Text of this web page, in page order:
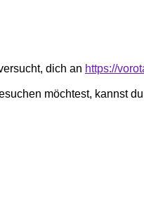
dich an https://
möchtest, kannst du